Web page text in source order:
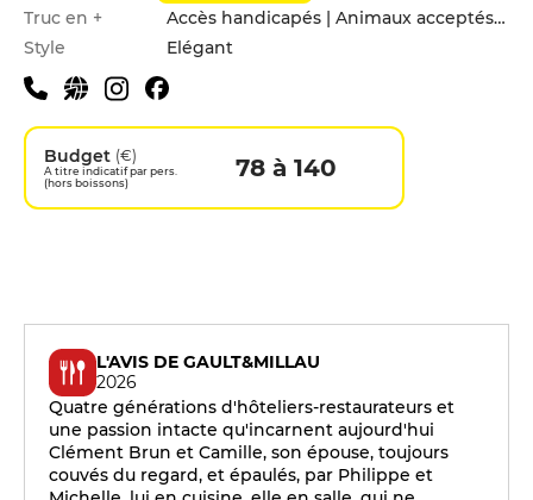
Truc en +
Accès handicapés | Animaux acceptés | Hébergement
Style
Elégant
Budget (€)
A titre indicatif par pers.
(hors boissons)
78 à 140
L'AVIS DE GAULT&MILLAU
2026
Quatre générations d'hôteliers-restaurateurs et
une passion intacte qu'incarnent aujourd'hui
Clément Brun et Camille, son épouse, toujours
couvés du regard, et épaulés, par Philippe et